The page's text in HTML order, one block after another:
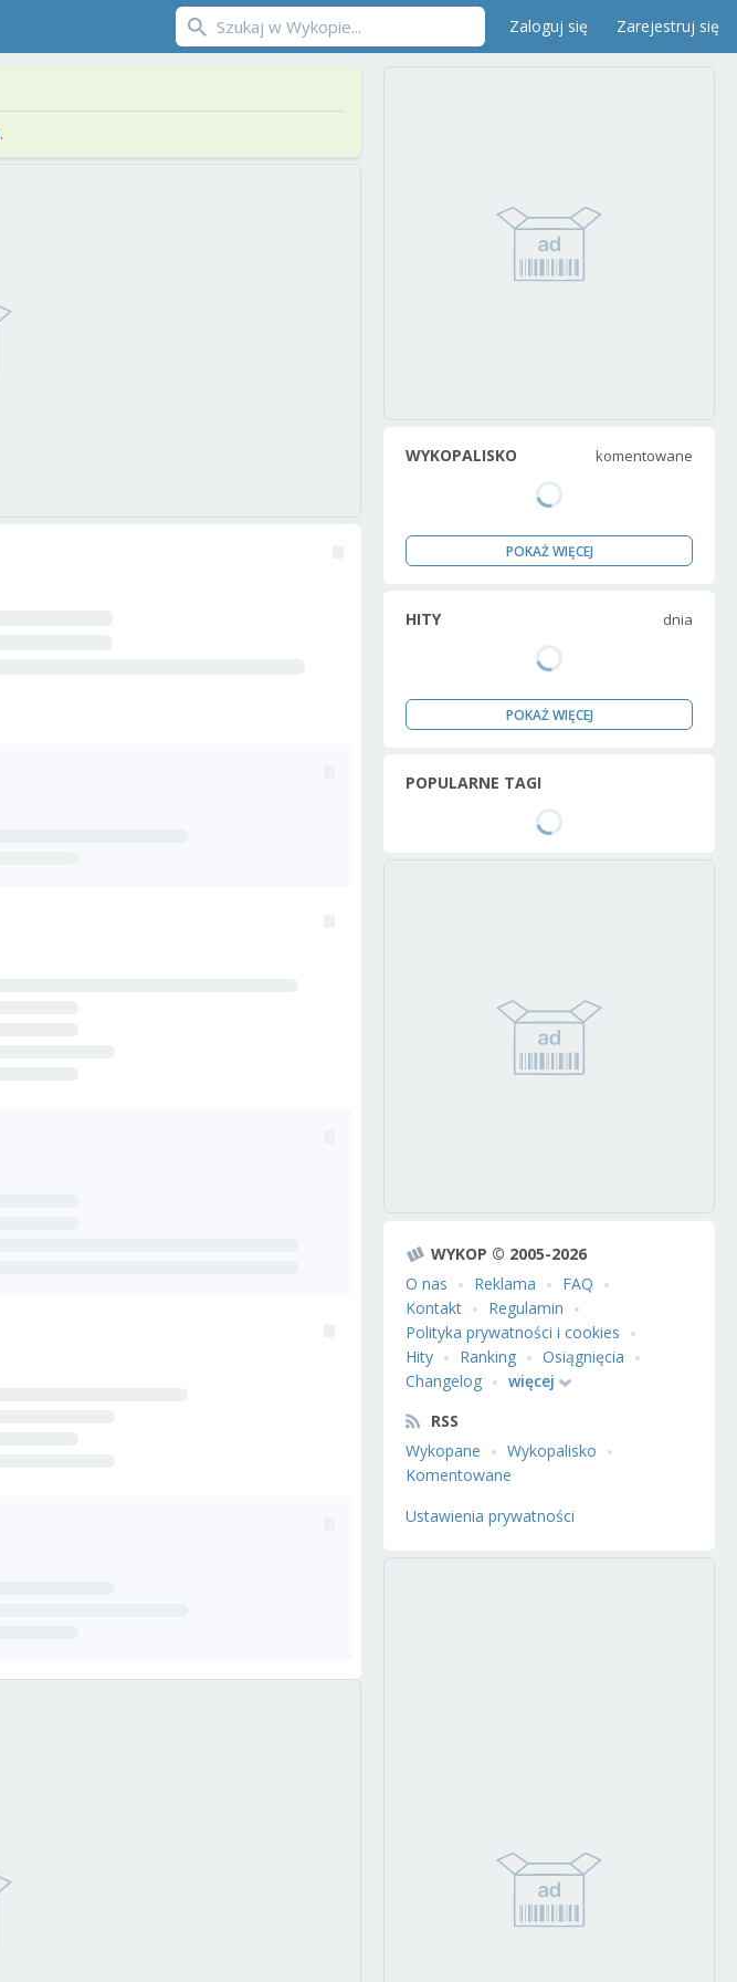
Zaloguj się Zarejestruj się
.
WYKOPALISKO komentowane
POKAŻ WIĘCEJ
HITY dnia
POKAŻ WIĘCEJ
POPULARNE TAGI
WYKOP © 2005-2026
O nas
Reklama
FAQ
Kontakt
Regulamin
Polityka prywatności i cookies
Hity
Ranking
Osiągnięcia
Changelog
więcej
RSS
Wykopane
Wykopalisko
Komentowane
Ustawienia prywatności